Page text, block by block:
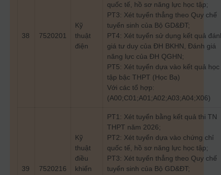
38 7520201
Kỹ
thuật
điện
quốc tế, hồ sơ năng lực học tập;
PT3: Xét tuyển thẳng theo Quy chế
tuyển sinh của Bộ GD&ĐT;
PT4: Xét tuyển sử dụng kết quả
giá tư duy của ĐH BKHN, Đánh giá
năng lực của ĐH QGHN;
PT5: Xét tuyển dựa vào kết quả học
tập bậc THPT (Học Bạ)
Với các tổ hợp:
(A00;C01;A01;A02;A03;A04;X06)
39 7520216
Kỹ
thuật
điều
khiển
PT1: Xét tuyển bằng kết quả thi TN
THPT năm 2026;
PT2: Xét tuyển dựa vào chứng chỉ
quốc tế, hồ sơ năng lực học tập;
PT3: Xét tuyển thẳng theo Quy chế
tuyển sinh của Bộ GD&ĐT;